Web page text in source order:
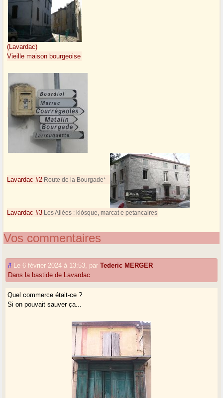
(Lavardac)
Vieille maison bourgeoise
Lavardac #2 Route de la Bourgade*
Lavardac #3 Les Allées : kiòsque, marcat e petancaires
Vos commentaires
# Le 6 février 2024 à 13:53, parTederic MERGER
Dans la bastide de Lavardac
Quel commerce était-ce ?
Si on pouvait sauver ça...